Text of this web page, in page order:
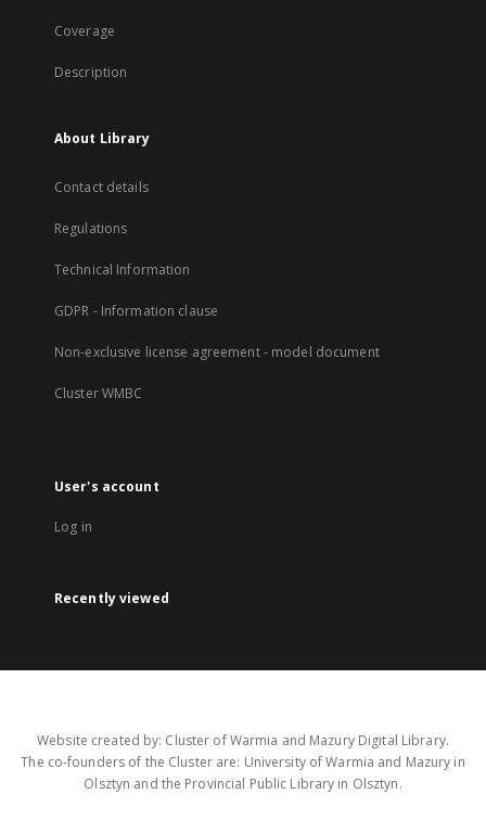
Coverage
Description
About Library
Contact details
Regulations
Technical Information
GDPR - Information clause
Non-exclusive license agreement - model document
Cluster WMBC
User's account
Log in
Recently viewed
Website created by: Cluster of Warmia and Mazury Digital Library.
The co-founders of the Cluster are: University of Warmia and Mazury in
Olsztyn and the Provincial Public Library in Olsztyn.